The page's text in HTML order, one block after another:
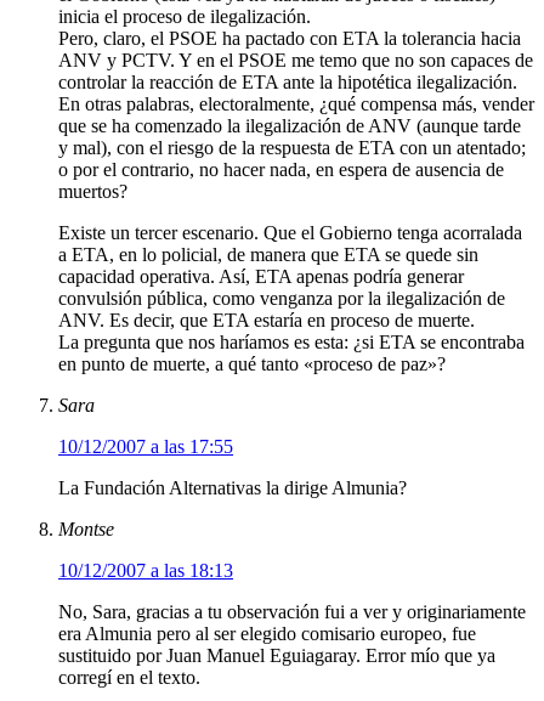
inicia el proceso de ilegalización.
Pero, claro, el PSOE ha pactado con ETA la tolerancia hacia
ANV y PCTV. Y en el PSOE me temo que no son capaces de
controlar la reacción de ETA ante la hipotética ilegalización.
En otras palabras, electoralmente, ¿qué compensa más, vender
que se ha comenzado la ilegalización de ANV (aunque tarde
y mal), con el riesgo de la respuesta de ETA con un atentado;
o por el contrario, no hacer nada, en espera de ausencia de
muertos?
Existe un tercer escenario. Que el Gobierno tenga acorralada
a ETA, en lo policial, de manera que ETA se quede sin
capacidad operativa. Así, ETA apenas podría generar
convulsión pública, como venganza por la ilegalización de
ANV. Es decir, que ETA estaría en proceso de muerte.
La pregunta que nos haríamos es esta: ¿si ETA se encontraba
en punto de muerte, a qué tanto «proceso de paz»?
Sara
10/12/2007 a las 17:55
La Fundación Alternativas la dirige Almunia?
Montse
10/12/2007 a las 18:13
No, Sara, gracias a tu observación fui a ver y originariamente
era Almunia pero al ser elegido comisario europeo, fue
sustituido por Juan Manuel Eguiagaray. Error mío que ya
corregí en el texto.